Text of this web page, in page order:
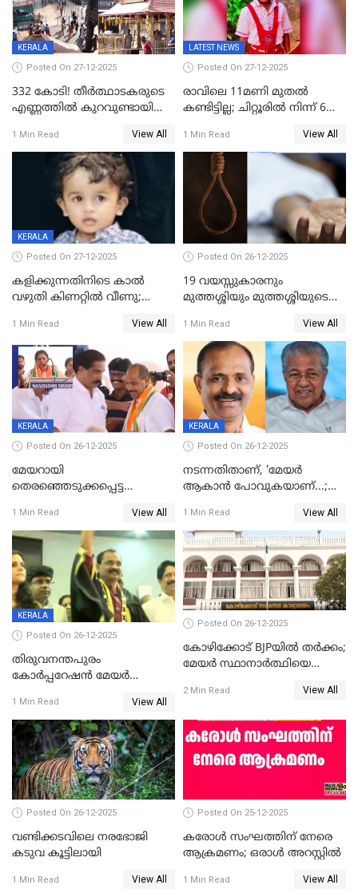
KERALA
Posted On 27-12-2025
332 കോടി! തീർത്ഥാടകരുടെ
എണ്ണത്തിൽ കുറവുണ്ടായിട്ടും
കുതിച്ചുയരുന്നു
1 Min Read View All
LATEST NEWS
Posted On 27-12-2025
രാവിലെ 11മണി മുതൽ
കണ്ടിട്ടില്ല; ചിറ്റൂരിൽ നിന്ന് 6
1 Min Read View All
KERALA
Posted On 27-12-2025
കളിക്കുന്നതിനിടെ കാൽ
വഴുതി കിണറ്റിൽ വീണു;
ദാരുണാന്ത്യം
1 Min Read View All
Posted On 26-12-2025
19 വയസ്സുകാരനും
മുത്തശ്ശിയും മുത്തശ്ശിയുടെ
മരിച്ചനിലയിൽ
1 Min Read View All
KERALA
Posted On 26-12-2025
മേയറായി
തെരഞ്ഞെടുക്കപ്പെട്ട
ആദ്യ വോട്ട് അസാധു; കണ്ണൂർ
ഡെപ്യൂട്ടി മേയർ സ്ഥാനത്ത്
താഹിറിന് വിജയം
1 Min Read View All
KERALA
Posted On 26-12-2025
നടന്നതിതാണ്, ‘മേയർ
ആകാൻ പോവുകയാണ്...;
മുഖ്യമന്ത്രിയുടെ ഓഫീസ്
തന്നെ വിശദീകരിയ്ക്കുന്നു;
സത്യമിതാണ്
1 Min Read View All
KERALA
Posted On 26-12-2025
തിരുവനന്തപുരം
കോര്‍പ്പറേഷന്‍ മേയര്‍
ഹൈക്കോടതിയിലേക്ക്;
സത്യപ്രതിജ്ഞ ചടങ്ങില്‍
ചട്ടലംഘനമെന്ന് പാർട്ടി
1 Min Read View All
Posted On 26-12-2025
കോഴിക്കോട് BJPയിൽ തർക്കം;
മേയർ സ്ഥാനാർത്ഥിയെ
2 Min Read View All
Posted On 26-12-2025
വണ്ടിക്കടവിലെ നരഭോജി
കടുവ കൂട്ടിലായി
1 Min Read View All
Posted On 25-12-2025
കരോള്‍ സംഘത്തിന് നേരെ
ആക്രമണം; ഒരാള്‍ അറസ്റ്റില്‍
1 Min Read View All